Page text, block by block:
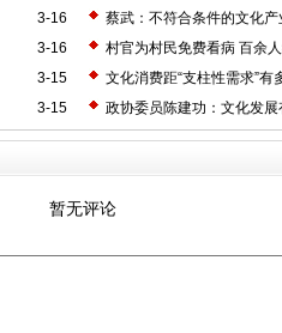
3-16
蔡武：不符合条件的文化产
3-16
村官为村民免费看病 百余
3-15
文化消费距“支柱性需求”有
3-15
政协委员陈建功：文化发
暂无评论